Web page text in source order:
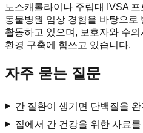
노스캐롤라이나 주립대 IVSA
동물병원 임상 경험을 바탕으로
활동하고 있으며, 보호자와 수
환경 구축에 힘쓰고 있습니다.
자주 묻는 질문
간 질환이 생기면 단백질을
집에서 간 건강을 위한 사료